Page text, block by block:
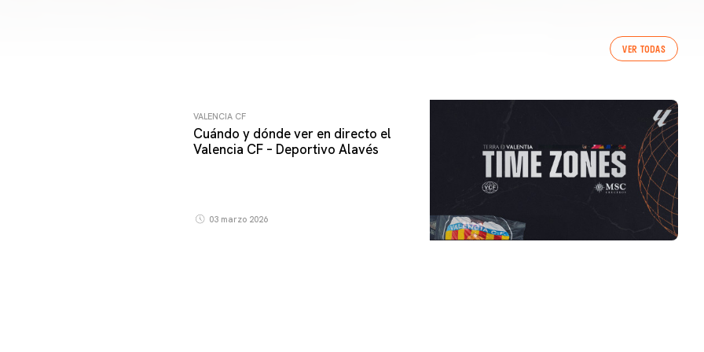
VER TODAS
VALENCIA CF
Cuándo y dónde ver en directo el
Valencia CF – Deportivo Alavés
03 marzo 2026